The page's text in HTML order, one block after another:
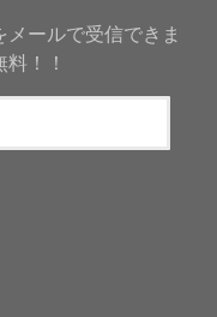
ールで受信できま
！！